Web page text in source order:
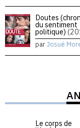
Doutes
du sentiment
politique)
parJosué
Le corps de